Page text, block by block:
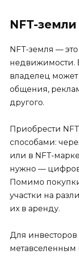
NFT-
NFT-земля —
недвижимости.
владелец
общения,
другого.
Приобрести
способами:
или в NFT-
нужно —
Помимо
участки на
их в аренду.
Для
метавселенным